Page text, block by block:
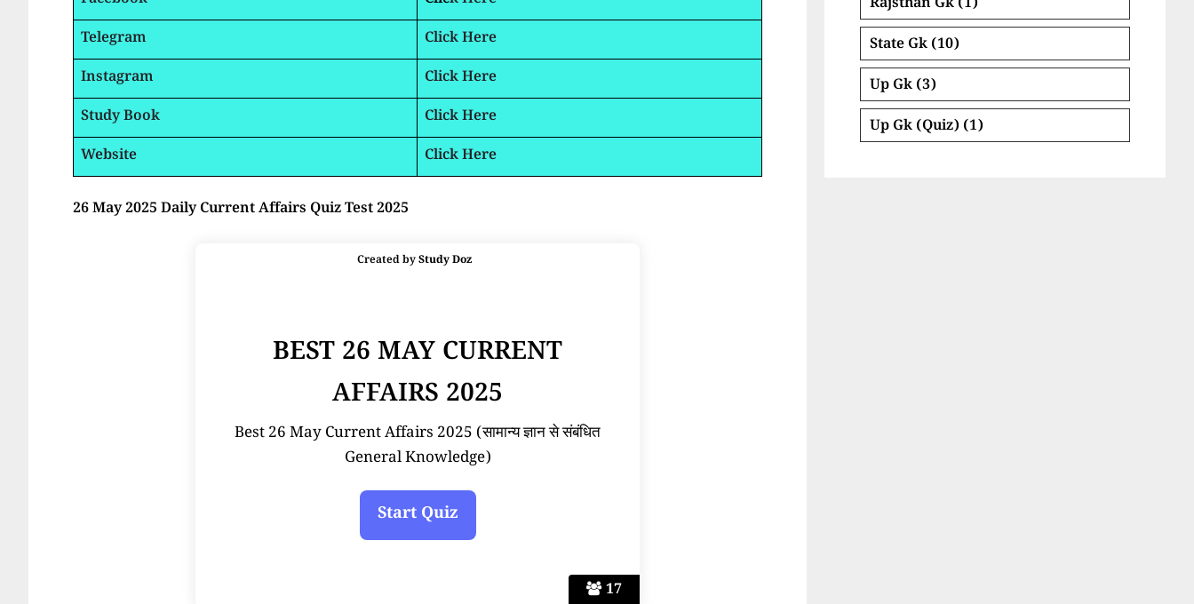
Telegram
Click Here
Instagram
Click Here
Study Book
Click Here
Website
Click Here
26 May 2025 Daily Current Affairs Quiz Test 2025
17
Created byStudy Doz
BEST 26 MAY CURRENT
AFFAIRS 2025
Best 26 May Current Affairs 2025 (सामान्य ज्ञान से संबंधित
General Knowledge)
Rajsthan Gk (1)
State Gk (10)
Up Gk (3)
Up Gk (Quiz) (1)